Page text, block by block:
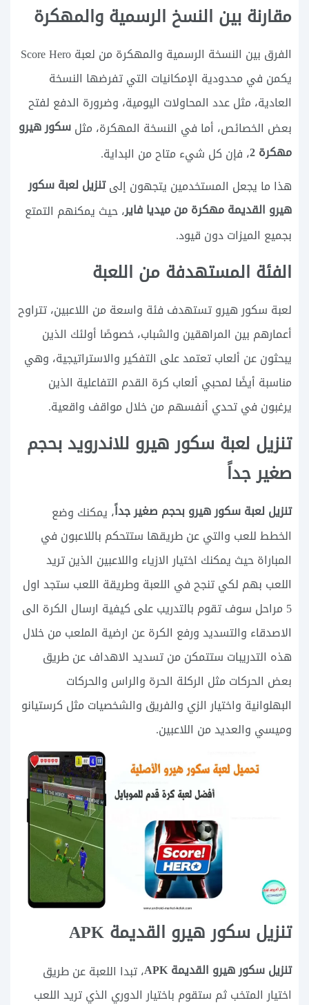
مقارنة بين النسخ الرسمية والمهكرة
الفرق بين النسخة الرسمية والمهكرة من لعبة Score Hero
يكمن في محدودية الإمكانيات التي تفرضها النسخة
العادية، مثل عدد المحاولات اليومية، وضرورة الدفع لفتح
بعض الخصائص، أما في النسخة المهكرة، مثلسكور هيرو
مهكرة 2 ، فإن كل شيء متاح من البداية.
هذا ما يجعل المستخدمين يتجهون إلىتنزيل لعبة سكور
هيرو القديمة مهكرة من ميديا فاير، حيث يمكنهم التمتع
بجميع الميزات دون قيود.
الفئة المستهدفة من اللعبة
لعبة سكور هيرو تستهدف فئة واسعة من اللاعبين، تتراوح
أعمارهم بين المراهقين والشباب، خصوصًا أولئك الذين
يبحثون عن ألعاب تعتمد على التفكير والاستراتيجية، وهي
مناسبة أيضًا لمحبي ألعاب كرة القدم التفاعلية الذين
يرغبون في تحدي أنفسهم من خلال مواقف واقعية.
تنزيل لعبة سكور هيرو للاندرويد بحجم
صغير جداً
تنزيل لعبة سكور هيرو بحجم صغير جداً، يمكنك وضع
الخطط للعب والتي عن طريقها ستتحكم باللاعبون في
المباراة حيث يمكنك اختيار الازياء واللاعبين الذين تريد
اللعب بهم لكي تنجح في اللعبة وطريقة اللعب ستجد اول
5 مراحل سوف تقوم بالتدريب على كيفية ارسال الكرة الى
الاصدقاء والتسديد ورفع الكرة عن ارضية الملعب من خلال
هذه التدريبات ستتمكن من تسديد الاهداف عن طريق
بعض الحركات مثل الركلة الحرة والراس والحركات
البهلوانية واختيار الزي والفريق والشخصيات مثل كرستيانو
وميسي والعديد من اللاعبين.
تنزيل سكور هيرو القديمة APK
تنزيل سكور هيرو القديمة APK
، تبدا اللعبة عن طريق
اختيار المتخب ثم ستقوم باختيار الدوري الذي تريد اللعب